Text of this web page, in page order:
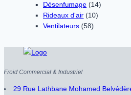
Désenfumage (14)
Rideaux d'air (10)
Ventilateurs (58)
Froid Commercial & Industriel
29 Rue Lathbane Mohamed